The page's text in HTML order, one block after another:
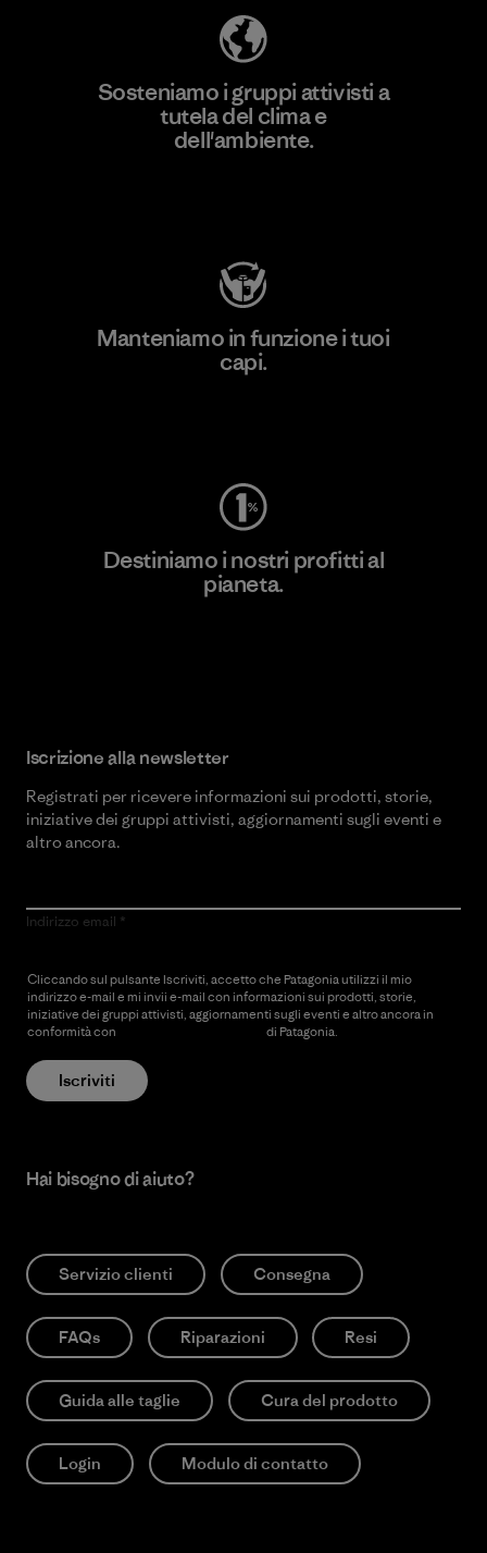
Sosteniamo i gruppi attivisti a
tutela del clima e
dell'ambiente.
Manteniamo in funzione i tuoi
capi.
Destiniamo i nostri profitti al
pianeta.
Iscrizione alla newsletter
Registrati per ricevere informazioni sui prodotti, storie,
iniziative dei gruppi attivisti, aggiornamenti sugli eventi e
altro ancora.
Indirizzo email
Cliccando sul pulsante Iscriviti, accetto che Patagonia utilizzi il mio
indirizzo e-mail e mi invii e-mail con informazioni sui prodotti, storie,
iniziative dei gruppi attivisti, aggiornamenti sugli eventi e altro ancora in
conformità con
di Patagonia.
Iscriviti
Hai bisogno di aiuto?
Servizio clienti Consegna
FAQs Riparazioni Resi
Guida alle taglie Cura del prodotto
Login Modulo di contatto